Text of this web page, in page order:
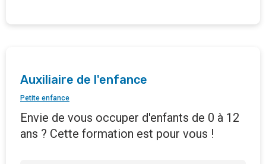
Auxiliaire de l'enfance
Petite enfance
Envie de vous occuper d'enfants de 0 à 12
ans ? Cette formation est pour vous !